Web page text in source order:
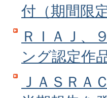
付（期間限定
ＲＩＡＪ、
ング認定作
ＪＡＳＲＡ